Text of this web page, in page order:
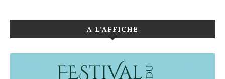
A L’AFFICHE